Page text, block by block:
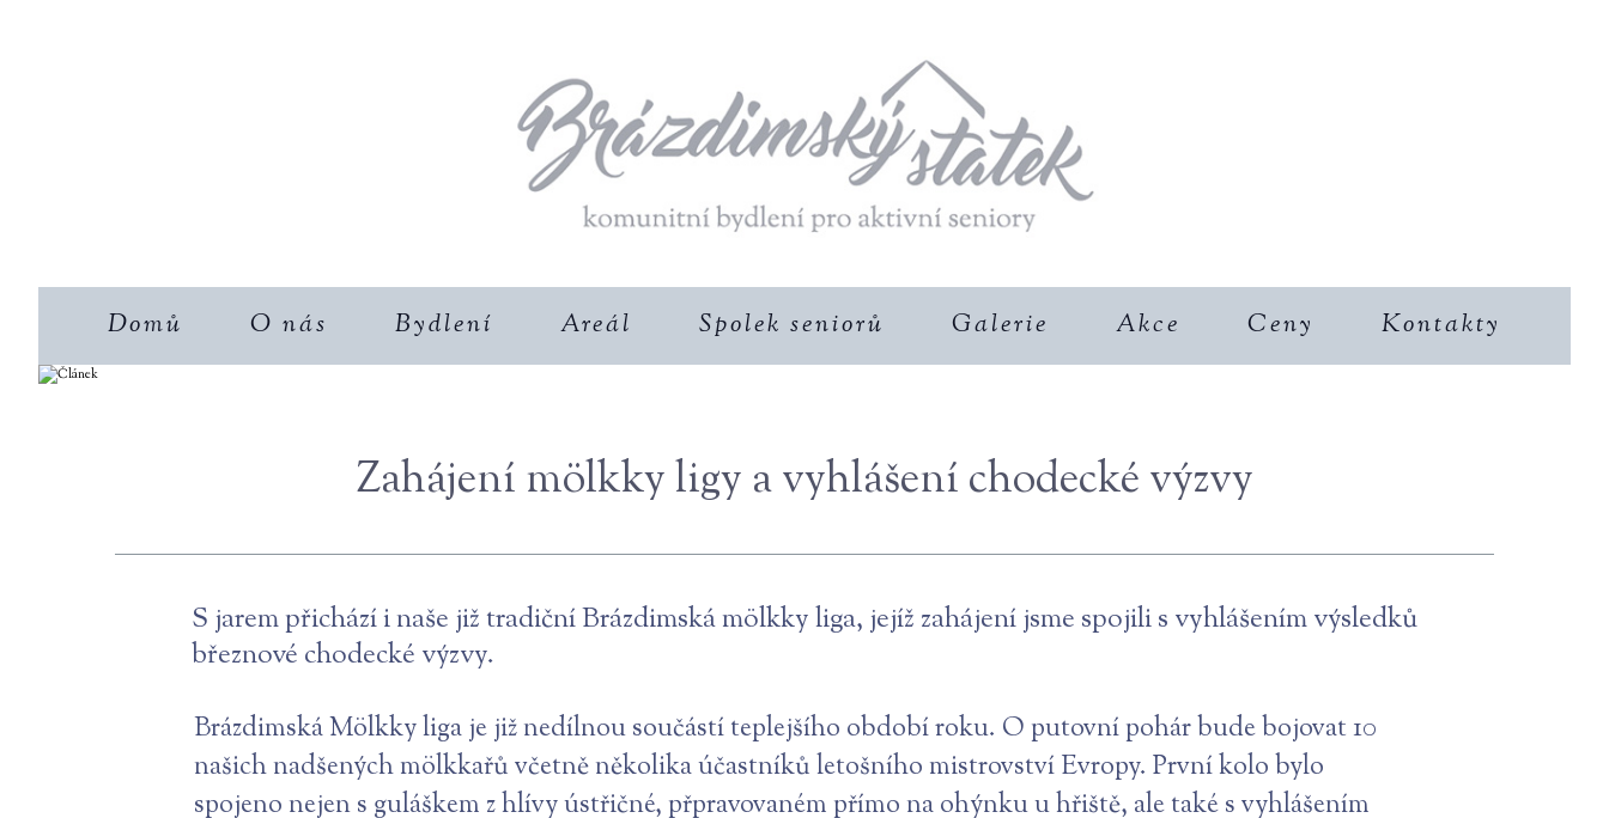
Domů O nás Bydlení Areál Spolek seniorů Galerie Akce Ceny Kontakty
Zahájení mölkky ligy a vyhlášení chodecké výzvy
S jarem přichází i naše již tradiční Brázdimská mölkky liga, jejíž zahájení jsme spojili s vyhlášením výsledků
březnové chodecké výzvy.
Brázdimská Mölkky liga je již nedílnou součástí teplejšího období roku. O putovní pohár bude bojovat 10
našich nadšených mölkkařů včetně několika účastníků letošního mistrovství Evropy. První kolo bylo
spojeno nejen s guláškem z hlívy ústřičné, přpravovaném přímo na ohýnku u hřiště, ale také s vyhlášením